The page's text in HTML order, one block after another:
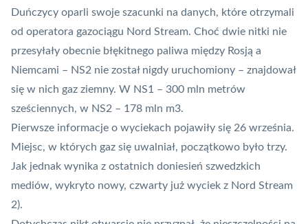
Duńczycy oparli swoje szacunki na danych, które otrzymali
od operatora gazociągu Nord Stream. Choć dwie nitki nie
przesyłały obecnie błękitnego paliwa między Rosją a
Niemcami – NS2 nie został nigdy uruchomiony – znajdował
się w nich gaz ziemny. W NS1 – 300 mln metrów
sześciennych, w NS2 – 178 mln m3.
Pierwsze informacje o wyciekach pojawiły się 26 września.
Miejsc, w których gaz się uwalniał, początkowo było trzy.
Jak jednak wynika z ostatnich doniesień szwedzkich
mediów, wykryto nowy, czwarty już wyciek z Nord Stream
2).